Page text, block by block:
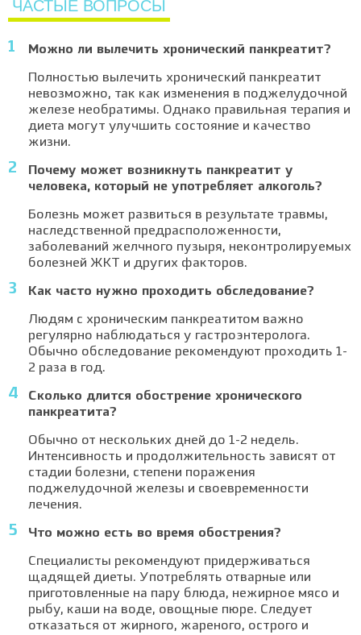
ЧАСТЫЕ ВОПРОСЫ
Можно ли вылечить хронический панкреатит?
Полностью вылечить хронический панкреатит
невозможно, так как изменения в поджелудочной
железе необратимы. Однако правильная терапия и
диета могут улучшить состояние и качество
жизни.
Почему может возникнуть панкреатит у
человека, который не употребляет алкоголь?
Болезнь может развиться в результате травмы,
наследственной предрасположенности,
заболеваний желчного пузыря, неконтролируемых
болезней ЖКТ и других факторов.
Как часто нужно проходить обследование?
Людям с хроническим панкреатитом важно
регулярно наблюдаться у гастроэнтеролога.
Обычно обследование рекомендуют проходить 1-
2 раза в год.
Сколько длится обострение хронического
панкреатита?
Обычно от нескольких дней до 1-2 недель.
Интенсивность и продолжительность зависят от
стадии болезни, степени поражения
поджелудочной железы и своевременности
лечения.
Что можно есть во время обострения?
Специалисты рекомендуют придерживаться
щадящей диеты. Употреблять отварные или
приготовленные на пару блюда, нежирное мясо и
рыбу, каши на воде, овощные пюре. Следует
отказаться от жирного, жареного, острого и